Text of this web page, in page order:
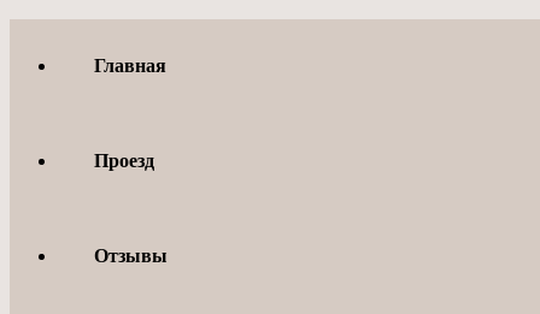
содержимомуГлавная
Проезд
Отзывы